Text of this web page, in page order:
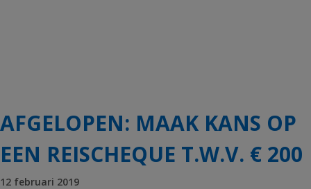
AFGELOPEN: MAAK KANS OP
EEN REISCHEQUE T.W.V. € 200
12 februari 2019